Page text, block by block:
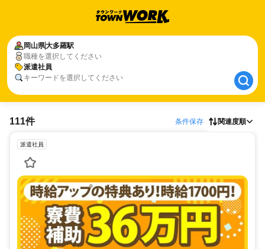
岡山県大多羅駅
職種を選択してください
派遣社員
キーワードを選択してください
岡山県大多羅駅
派遣社員
111件 条件保存 関連度順
派遣社員